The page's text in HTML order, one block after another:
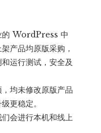
的 WordPress 中
产品均原版采购，
运行测试，安全及
均未修改原版产品
更稳定。
会进行本机和线上